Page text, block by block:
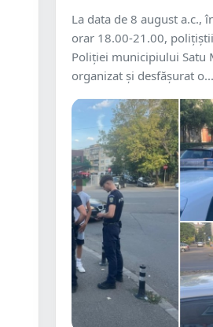
La data de 8 august a.c.,
orar 18.00-21.00,
Poliției municipiului Satu
organizat și desfășurat o...